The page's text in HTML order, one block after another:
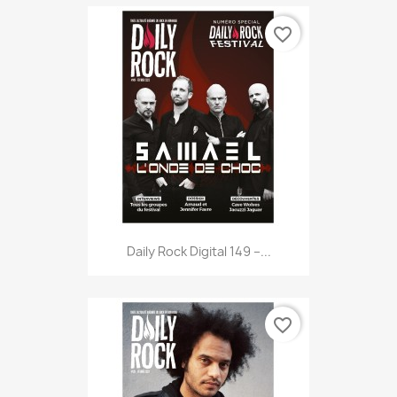
Daily Rock Digital 149 –...
favorite_border
favorite_border